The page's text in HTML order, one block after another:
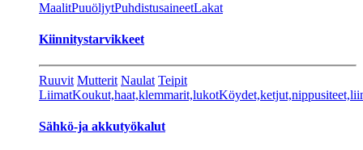
MaalitPuuöljytPuhdistusaineetLakat
Kiinnitystarvikkeet
Ruuvit Mutterit Naulat Teipit
LiimatKoukut,haat,klemmarit,lukot
Sähkö-ja akkutyökalut